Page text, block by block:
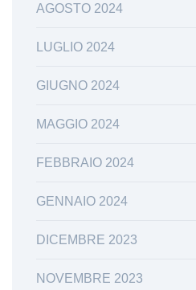
AGOSTO 2024
LUGLIO 2024
GIUGNO 2024
MAGGIO 2024
FEBBRAIO 2024
GENNAIO 2024
DICEMBRE 2023
NOVEMBRE 2023